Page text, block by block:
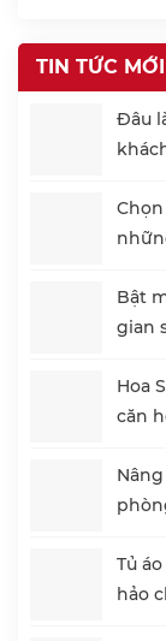
TIN TỨC MỚI
Đâu
Bật
gian
Hoa
căn
Tủ
hảo